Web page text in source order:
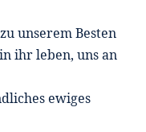
unserem Besten
ihr leben, uns an
ewiges